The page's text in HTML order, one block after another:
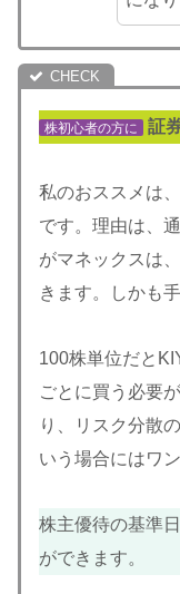
株初心者の方に 証
私のおススメは
です。理由は、
がマネックスは
きます。しかも
100株単位だと
ごとに買う必要
り、リスク分散
いう場合にはワ
株主優待の基準
ができます。